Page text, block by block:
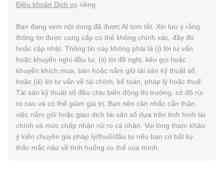
Điều khoản Dịch vụ riêng.
Bạn đang xem nội dung đã được AI tóm tắt. Xin lưu ý rằng
thông tin được cung cấp có thể không chính xác, đầy đủ
hoặc cập nhật. Thông tin này không phải là (i) lời tư vấn
hoặc khuyến nghị đầu tư, (ii) lời đề nghị, kêu gọi hoặc
khuyến khích mua, bán hoặc nắm giữ tài sản kỹ thuật số,
hoặc (iii) lời tư vấn về tài chính, kế toán, pháp lý hoặc thuế.
Tài sản kỹ thuật số đều chịu biến động thị trường, có độ rủi
ro cao và có thể giảm giá trị. Bạn nên cân nhắc cẩn thận
việc nắm giữ hoặc giao dịch tài sản số dựa trên tình hình tài
chính và mức chấp nhận rủi ro cá nhân. Vui lòng tham khảo
ý kiến chuyên gia pháp lý/thuế/đầu tư nếu bạn có bất kỳ
thắc mắc nào về tình huống cụ thể của mình.